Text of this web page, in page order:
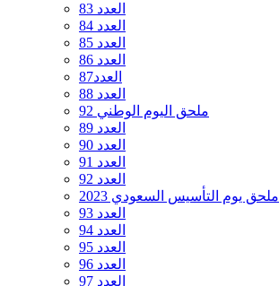
العدد 83
العدد 84
العدد 85
العدد 86
العدد87
العدد 88
ملحق اليوم الوطني 92
العدد 89
العدد 90
العدد 91
العدد 92
ملحق يوم التأسيس السعودي 2023
العدد 93
العدد 94
العدد 95
العدد 96
العدد 97